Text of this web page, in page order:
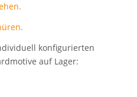
konfigurierten
auf Lager: